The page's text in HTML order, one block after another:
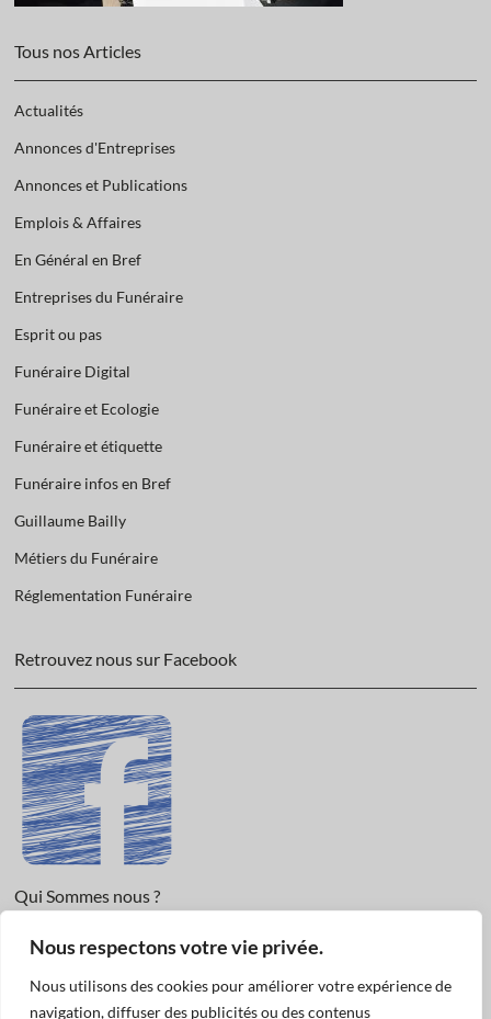
Nous respectons votre vie privée.
Nous utilisons des cookies pour améliorer votre expérience de
navigation, diffuser des publicités ou des contenus
Tous nos Articles
Actualités
Annonces d'Entreprises
Annonces et Publications
Emplois & Affaires
En Général en Bref
Entreprises du Funéraire
Esprit ou pas
Funéraire Digital
Funéraire et Ecologie
Funéraire et étiquette
Funéraire infos en Bref
Guillaume Bailly
Métiers du Funéraire
Réglementation Funéraire
Retrouvez nous sur Facebook
Qui Sommes nous ?
Informations légales et Protection des données.
Nous Contacter